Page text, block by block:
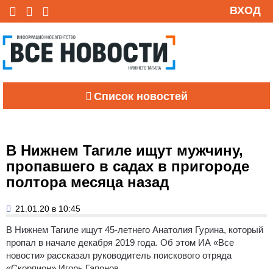
ВХОД
Список новостей
В Нижнем Тагиле ищут мужчину,
пропавшего в садах в пригороде
полтора месяца назад
21.01.20 в 10:45
В Нижнем Тагиле ищут 45-летнего Анатолия Гурина, который
пропал в начале декабря 2019 года. Об этом ИА «Все
новости» рассказал руководитель поискового отряда